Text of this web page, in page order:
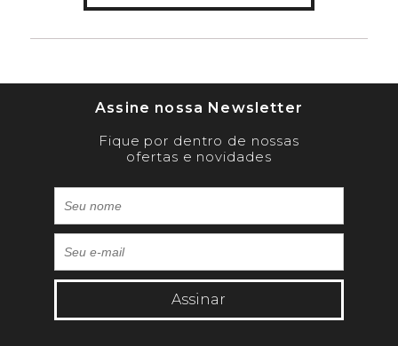
Assine nossa Newsletter
Fique por dentro de nossas
ofertas e novidades
Assinar